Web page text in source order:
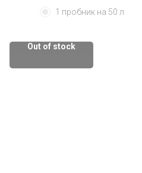
1 пробник на 50 л
Out of stock